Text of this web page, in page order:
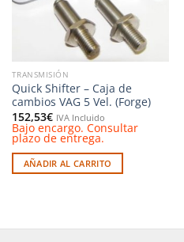
TRANSMISIÓN
Quick Shifter – Caja de
cambios VAG 5 Vel. (Forge)
152,53€ IVA Incluido
Bajo encargo. Consultar
plazo de entrega.
AÑADIR AL CARRITO